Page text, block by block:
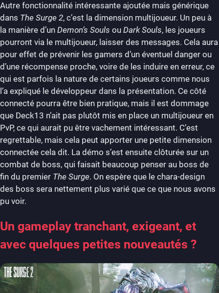
Autre fonctionnalité intéressante ajoutée mais générique
dans The Surge 2, c’est la dimension multijoueur. Un peu à
la manière d’un Demon’s Souls ou Dark Souls, les joueurs
pourront via le multijoueur, laisser des messages. Cela aura
pour effet de prévenir les gamers d’un éventuel danger ou
d’une récompense proche, voire de les induire en erreur, ce
qui est parfois la nature de certains joueurs comme nous
l’a expliqué le développeur dans la présentation. Ce côté
connecté pourra être bien pratique, mais il est dommage
que Deck13 n’ait pas plutôt mis en place un multijoueur en
PvP, ce qui aurait pu être vachement intéressant. C’est
regrettable, mais cela peut apporter une petite dimension
connectée cela dit. La démo s’est ensuite clôturée sur un
combat de boss, qui faisait beaucoup penser au boss de
fin du premier The Surge. On espère que le chara-design
des boss sera nettement plus varié que ce que nous avons
pu voir.
Un gameplay tranchant, exigeant, et
avec quelques petites nouveautés ?